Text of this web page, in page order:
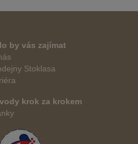
by vás zajímat
Stoklasa
krok za krokem